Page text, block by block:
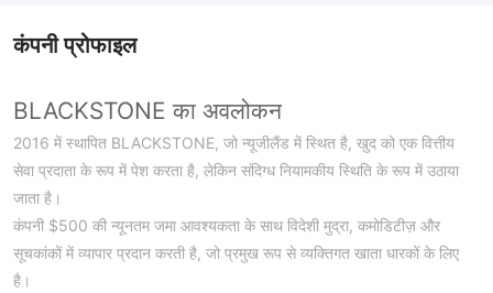
कंपनी प्रोफाइल
BLACKSTONE का अवलोकन
2016 में स्थापित BLACKSTONE, जो न्यूजीलैंड में स्थित है, खुद को एक वित्तीय
सेवा प्रदाता के रूप में पेश करता है, लेकिन संदिग्ध नियामकीय स्थिति के रूप में उठाया
जाता है।
कंपनी $500 की न्यूनतम जमा आवश्यकता के साथ विदेशी मुद्रा, कमोडिटीज़ और
सूचकांकों में व्यापार प्रदान करती है, जो प्रमुख रूप से व्यक्तिगत खाता धारकों के लिए
है।